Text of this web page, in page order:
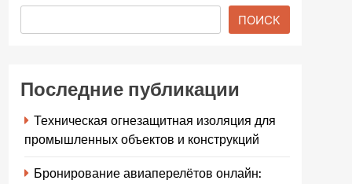
ПОИСК
Последние публикации
Техническая огнезащитная изоляция для
промышленных объектов и конструкций
Бронирование авиаперелётов онлайн: